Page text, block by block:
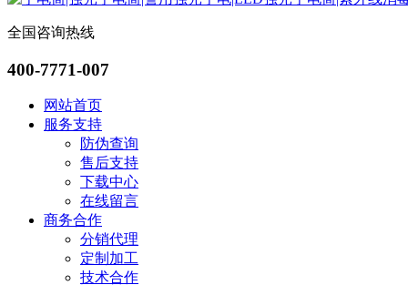
全国咨询热线
400-7771-007
网站首页
服务支持
防伪查询
售后支持
下载中心
在线留言
商务合作
分销代理
定制加工
技术合作